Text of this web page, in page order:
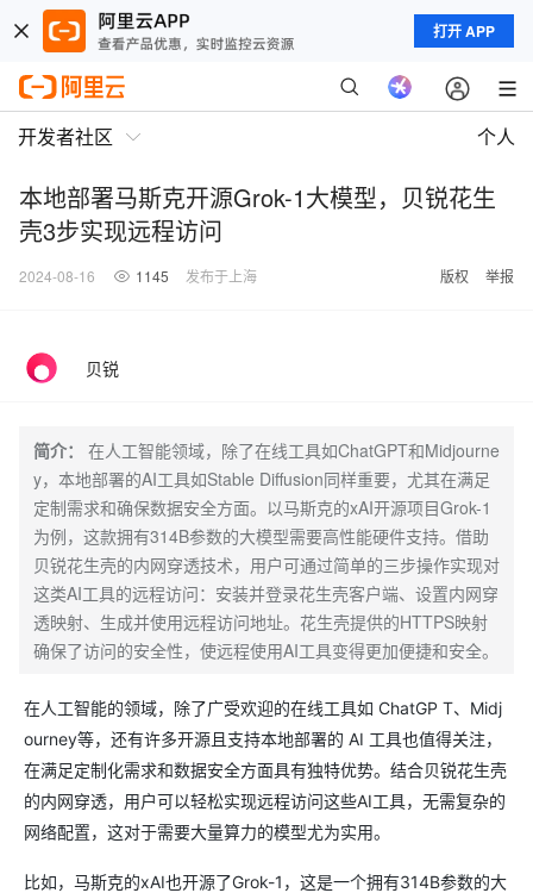
打开 APP
开发者社区 个人
本地部署马斯克开源Grok-1大模型，贝锐花生
壳3步实现远程访问
2024-08-16 1145 发布于上海 版权 举报
贝锐
简介：
在人工智能领域，除了在线工具如ChatGPT和Midjourne
y，本地部署的AI工具如Stable Diffusion同样重要，尤其在满足
定制需求和确保数据安全方面。以马斯克的xAI开源项目Grok-1
为例，这款拥有314B参数的大模型需要高性能硬件支持。借助
贝锐花生壳的内网穿透技术，用户可通过简单的三步操作实现对
这类AI工具的远程访问：安装并登录花生壳客户端、设置内网穿
透映射、生成并使用远程访问地址。花生壳提供的HTTPS映射
确保了访问的安全性，使远程使用AI工具变得更加便捷和安全。
在人工智能的领域，除了广受欢迎的在线工具如 ChatGP T、Midj
ourney等，还有许多开源且支持本地部署的 AI 工具也值得关注，
在满足定制化需求和数据安全方面具有独特优势。结合贝锐花生壳
的内网穿透，用户可以轻松实现远程访问这些AI工具，无需复杂的
网络配置，这对于需要大量算力的模型尤为实用。
比如，马斯克的xAI也开源了Grok-1，这是一个拥有314B参数的大